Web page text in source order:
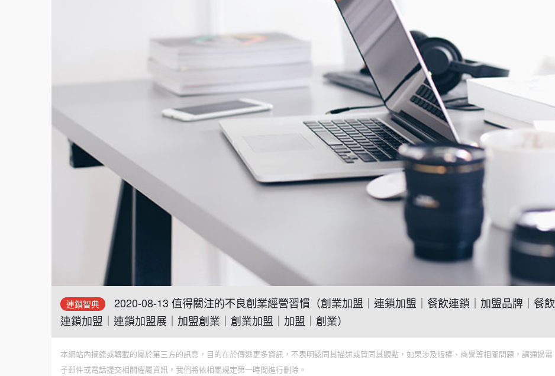
連鎖智典
2020-08-13 值得關注的不良創業經營習慣（創業加盟｜連鎖加盟｜餐飲連鎖｜加盟品牌｜餐飲
連鎖加盟｜連鎖加盟展｜加盟創業｜創業加盟｜加盟｜創業）
本網站內摘錄或轉載的屬於第三方的訊息，目的在於傳遞更多資訊，不表明認同其描述或贊同其觀點，如果涉及版權、商譽等相關問題，請通過電
子郵件或電話提交相關權屬資訊，我們將依相關規定第一時間進行刪除。